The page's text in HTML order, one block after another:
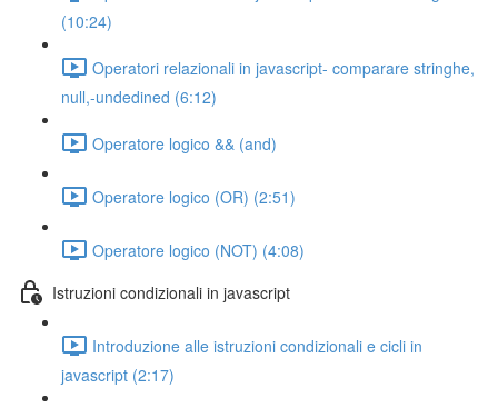
(10:24)
Operatori relazionali in javascript- comparare stringhe,
null,-undedined (6:12)
Operatore logico && (and)
Operatore logico (OR) (2:51)
Operatore logico (NOT) (4:08)
Istruzioni condizionali in javascript
Introduzione alle istruzioni condizionali e cicli in
javascript (2:17)